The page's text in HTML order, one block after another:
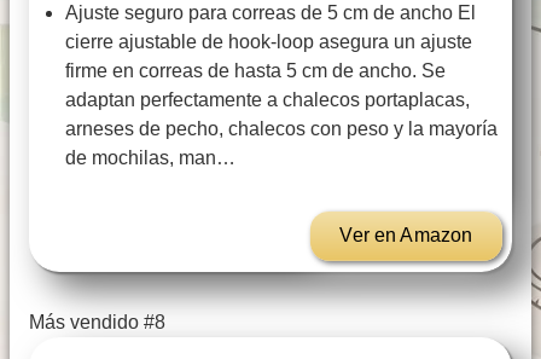
Ajuste seguro para correas de 5 cm de ancho El
cierre ajustable de hook-loop asegura un ajuste
firme en correas de hasta 5 cm de ancho. Se
adaptan perfectamente a chalecos portaplacas,
arneses de pecho, chalecos con peso y la mayoría
de mochilas, man…
Ver en Amazon
Más vendido #8